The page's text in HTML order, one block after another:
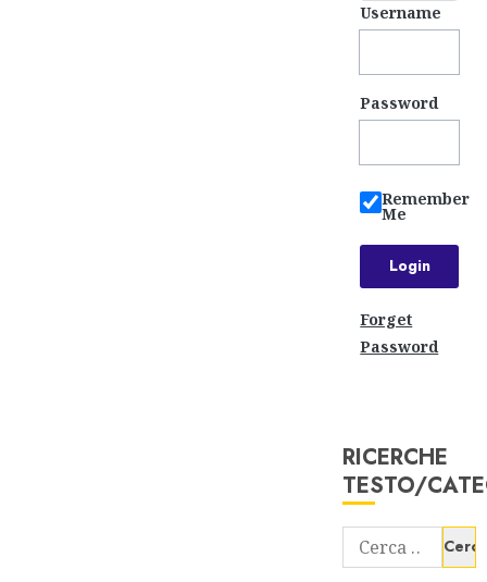
Username
Password
Remember
Me
Forget
Password
RICERCHE
TESTO/
Ricerca
per: